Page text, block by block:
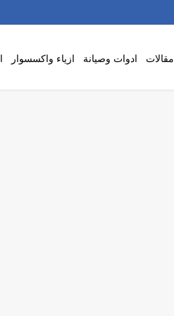
مقالات ادوات وصيانة ازياء واكسسوار